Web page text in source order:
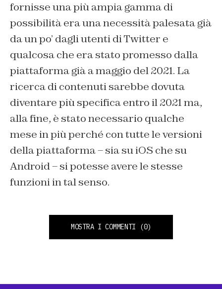
fornisse una più ampia gamma di
possibilità era una necessità palesata già
da un po’ dagli utenti di Twitter e
qualcosa che era stato promesso dalla
piattaforma già a maggio del 2021. La
ricerca di contenuti sarebbe dovuta
diventare più specifica entro il 2021 ma,
alla fine, è stato necessario qualche
mese in più perché con tutte le versioni
della piattaforma – sia su iOS che su
Android – si potesse avere le stesse
funzioni in tal senso.
MOSTRA I COMMENTI (0)